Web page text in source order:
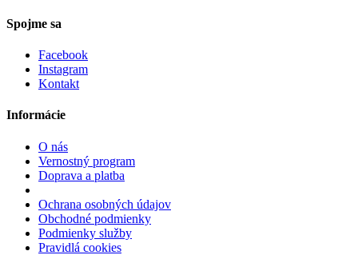
Spojme sa
Facebook
Instagram
Kontakt
Informácie
O nás
Vernostný program
Doprava a platba
Ochrana osobných údajov
Obchodné podmienky
Podmienky služby
Pravidlá cookies